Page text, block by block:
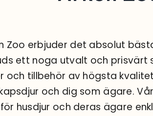
Zoo erbjuder det absolut
ett noga utvalt och prisvärt
och tillbehör av högsta
och dig som ägare.
husdjur och deras ägare